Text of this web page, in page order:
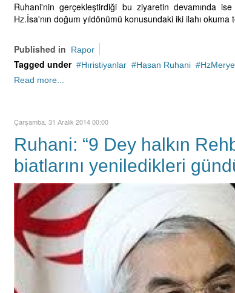
Ruhani'nin gerçekleştirdiği bu ziyaretin devamında
Hz.İsa'nın doğum yıldönümü konusundaki iki ilahı
Published in Rapor
Tagged under Hıristiyanlar Hasan Ruhani
Read more...
Çarşamba, 31 Aralık 2014 00:00
Ruhani: “9 Dey halkın
biatlarını yeniledikleri